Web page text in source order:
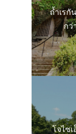
ถ้ำเรกั
กว่
โจไซ